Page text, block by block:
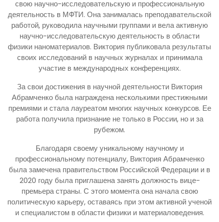
свою научно-исследовательскую и профессиональную
деятельность в МФТИ. Она занималась преподавательской
работой, руководила научными группами и вела активную
научно-исследовательскую деятельность в области
физики наноматериалов. Виктория публиковала результаты
своих исследований в научных журналах и принимала
участие в международных конференциях.
За свои достижения в научной деятельности Виктория
Абрамченко была награждена несколькими престижными
премиями и стала лауреатом многих научных конкурсов. Ее
работа получила признание не только в России, но и за
рубежом.
Благодаря своему уникальному научному и
профессиональному потенциалу, Виктория Абрамченко
была замечена правительством Российской Федерации и в
2020 году была приглашена занять должность вице-
премьера страны. С этого момента она начала свою
политическую карьеру, оставаясь при этом активной ученой
и специалистом в области физики и материаловедения.